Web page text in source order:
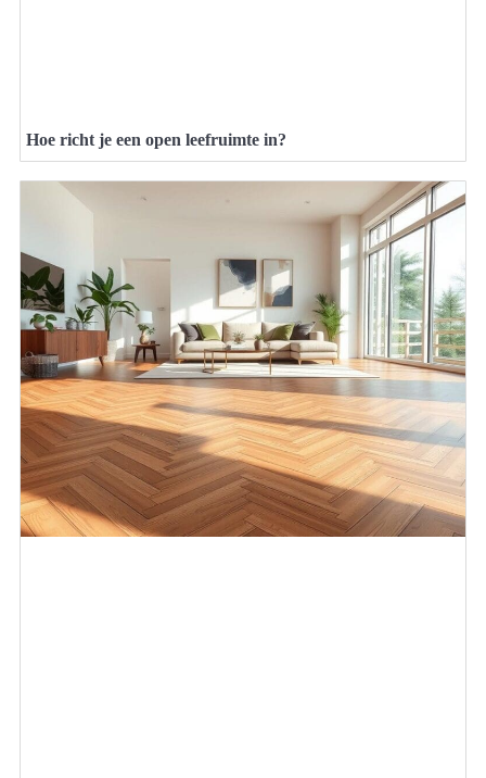
Hoe richt je een open leefruimte in?